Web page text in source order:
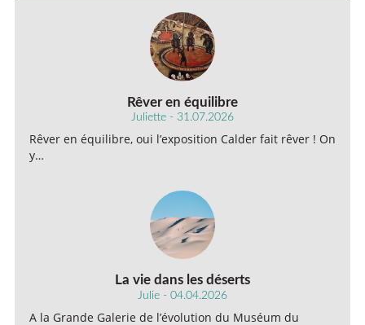
Rêver en équilibre
Juliette - 31.07.2026
Rêver en équilibre, oui l’exposition Calder fait rêver ! On
y…
La vie dans les déserts
Julie - 04.04.2026
A la Grande Galerie de l’évolution du Muséum du